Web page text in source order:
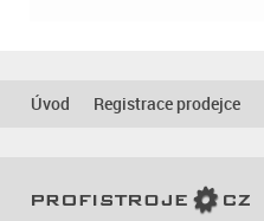
Úvod Registrace prodejce